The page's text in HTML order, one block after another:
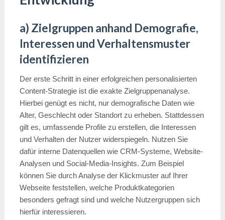
a) Zielgruppen anhand Demografie,
Interessen und Verhaltensmuster
identifizieren
Der erste Schritt in einer erfolgreichen personalisierten
Content-Strategie ist die exakte Zielgruppenanalyse.
Hierbei genügt es nicht, nur demografische Daten wie
Alter, Geschlecht oder Standort zu erheben. Stattdessen
gilt es, umfassende Profile zu erstellen, die Interessen
und Verhalten der Nutzer widerspiegeln. Nutzen Sie
dafür interne Datenquellen wie CRM-Systeme, Website-
Analysen und Social-Media-Insights. Zum Beispiel
können Sie durch Analyse der Klickmuster auf Ihrer
Webseite feststellen, welche Produktkategorien
besonders gefragt sind und welche Nutzergruppen sich
hierfür interessieren.